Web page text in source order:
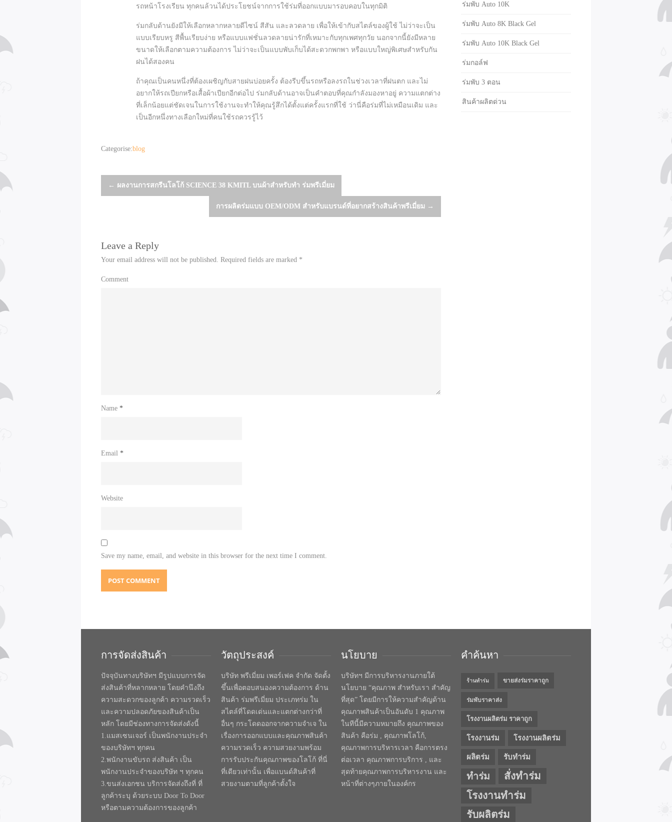
รถหน้าโรงเรียน ทุกคนล้วนได้ประโยชน์จากการใช้ร่มที่ออกแบบมารอบคอบในทุกมิติ
ร่มกลับด้านยังมีให้เลือกหลากหลายดีไซน์ สีสัน และลวดลาย เพื่อให้เข้ากับสไตล์ของผู้ใช้ ไม่ว่าจะเป็น
แบบเรียบหรู สีพื้นเรียบง่าย หรือแบบแฟชั่นลวดลายน่ารักที่เหมาะกับทุกเพศทุกวัย นอกจากนี้ยังมีหลาย
ขนาดให้เลือกตามความต้องการ ไม่ว่าจะเป็นแบบพับเก็บได้สะดวกพกพา หรือแบบใหญ่พิเศษสำหรับกัน
ฝนได้สองคน
ถ้าคุณเป็นคนหนึ่งที่ต้องเผชิญกับสายฝนบ่อยครั้ง ต้องรีบขึ้นรถหรือลงรถในช่วงเวลาที่ฝนตก และไม่
อยากให้รถเปียกหรือเสื้อผ้าเปียกอีกต่อไป ร่มกลับด้านอาจเป็นคำตอบที่คุณกำลังมองหาอยู่ ความแตกต่าง
ที่เล็กน้อยแต่ชัดเจนในการใช้งานจะทำให้คุณรู้สึกได้ตั้งแต่ครั้งแรกที่ใช้ ว่านี่คือร่มที่ไม่เหมือนเดิม และ
เป็นอีกหนึ่งทางเลือกใหม่ที่คนใช้รถควรรู้ไว้
Categorise:blog
Post
← ผลงานการสกรีนโลโก้ SCIENCE 38 KMITL บนผ้าสำหรับทำ ร่มพรีเมี่ยม
การผลิตร่มแบบ OEM/ODM สำหรับแบรนด์ที่อยากสร้างสินค้าพรีเมี่ยม →
Leave a Reply
Your email address will not be published. Required fields are marked *
Comment
Name *
Email *
Website
Save my name, email, and website in this browser for the next time I comment.
ร่มพับ Auto 10K
ร่มพับ Auto 8K Black Gel
ร่มพับ Auto 10K Black Gel
ร่มกอล์ฟ
ร่มพับ 3 ตอน
สินค้าผลิตด่วน
การจัดส่งสินค้า
ปัจจุบันทางบริษัทฯ มีรูปแบบการจัด
ส่งสินค้าที่หลากหลาย โดยคำนึงถึง
ความสะดวกของลูกค้า ความรวดเร็ว
และความปลอดภัยของสินค้าเป็น
หลัก โดยมีช่องทางการจัดส่งดังนี้
1.แมสเซนเจอร์ เป็นพนักงานประจำ
ของบริษัทฯ ทุกคน
2.พนักงานขับรถ ส่งสินค้า เป็น
พนักงานประจำของบริษัท ฯ ทุกคน
3.ขนส่งเอกชน บริการจัดส่งถึงที่ ที่
ลูกค้าระบุ ด้วยระบบ Door To Door
หรือตามความต้องการของลูกค้า
วัตถุประสงค์
บริษัท พรีเมี่ยม เพอร์เฟค จำกัด จัดตั้ง
ขึ้นเพื่อตอบสนองความต้องการ ด้าน
สินค้า ร่มพรีเมี่ยม ประเภทร่ม ใน
สไตล์ที่โดดเด่นและแตกต่างกว่าที่
อื่นๆ กระโดดออกจากความจำเจ ใน
เรื่องการออกแบบและคุณภาพสินค้า
ความรวดเร็ว ความสวยงามพร้อม
การรับประกันคุณภาพของโลโก้ ที่นี่
ที่เดียวเท่านั้น เพื่อแบนด์สินค้าที่
สวยงามตามที่ลูกค้าตั้งใจ
นโยบาย
บริษัทฯ มีการบริหารงานภายใต้
นโยบาย “คุณภาพ สำหรับเรา สำคัญ
ที่สุด” โดยมีการให้ความสำคัญด้าน
คุณภาพสินค้าเป็นอันดับ 1 คุณภาพ
ในทีนี้มีความหมายถึง คุณภาพของ
สินค้า คือร่ม , คุณภาพโลโก้,
คุณภาพการบริหารเวลา คือการตรง
ต่อเวลา คุณภาพการบริการ , และ
สุดท้ายคุณภาพการบริหารงาน และ
หน้าที่ต่างๆภายในองค์กร
คำค้นหา
ร้านทำร่ม ขายส่งร่มราคาถูก
ร่มพับราคาส่ง
โรงงานผลิตร่ม ราคาถูก
โรงงานร่ม โรงงานผลิตร่ม
ผลิตร่ม รับทำร่ม
ทำร่ม
สั่งทำร่ม
โรงงานทำร่ม
รับผลิตร่ม